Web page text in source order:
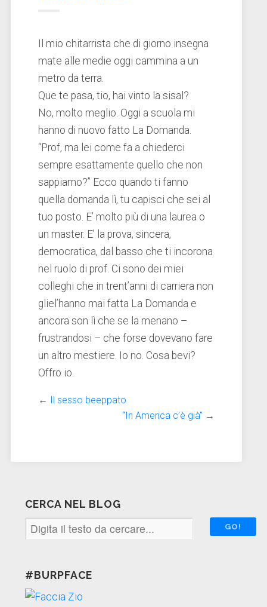
Il mio chitarrista che di giorno insegna
mate alle medie oggi cammina a un
metro da terra.
Que te pasa, tio, hai vinto la sisal?
No, molto meglio. Oggi a scuola mi
hanno di nuovo fatto La Domanda.
“Prof, ma lei come fa a chiederci
sempre esattamente quello che non
sappiamo?” Ecco quando ti fanno
quella domanda lì, tu capisci che sei al
tuo posto. E’ molto più di una laurea o
un master. E’ la prova, sincera,
democratica, dal basso che ti incorona
nel ruolo di prof. Ci sono dei miei
colleghi che in trent’anni di carriera non
gliel’hanno mai fatta La Domanda e
ancora son lì che se la menano –
frustrandosi – che forse dovevano fare
un altro mestiere. Io no. Cosa bevi?
Offro io.
← Il sesso beeppato
“In America c’è già” →
CERCA NEL BLOG
#BURPFACE